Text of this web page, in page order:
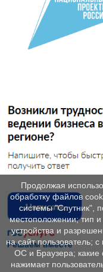
Продолжая
обработку файлов
системы "Спутник",
местоположении; тип
устройства и
на сайт пользователь;
ОС и Браузера; какие
нажимает